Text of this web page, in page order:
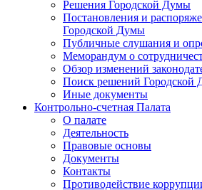
Решения Городской Думы
Постановления и
Городской Думы
Публичные слушания и
Меморандум о
Обзор изменений
Поиск решений Городской
Иные документы
Контрольно-счетная Палата
О палате
Деятельность
Правовые основы
Документы
Контакты
Противодействие